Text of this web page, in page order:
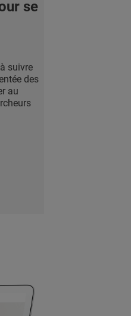
se
suivre
des
au